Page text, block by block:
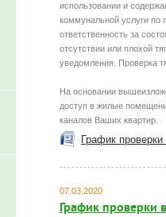
использовании и
коммунальной услуги по
ответственность за
отсутствии или плохой
уведомления. Проверка
На основании
доступ в жилые
каналов Ваших квартир.
График
07.03.2020
График проверки